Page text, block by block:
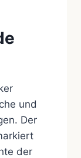
und
Der
der